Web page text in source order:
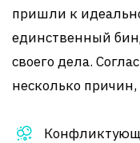
пришли к
единственный
своего дела.
несколько